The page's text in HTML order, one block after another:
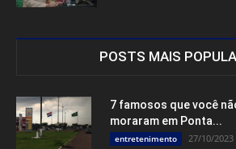
POSTS MAIS
7 famosos que você
moraram em Ponta...
entretenimento 27/10/2023